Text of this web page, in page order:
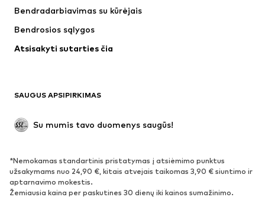
Apatiniai
Paltai
Proginiai
Išskirtiniai
BATAI
Naujienos
Bendradarbiavimas su kūrėjais
Bendrosios sąlygos
Atsisakyti sutarties čia
SAUGUS APSIPIRKIMAS
Su mumis tavo duomenys saugūs!
*Nemokamas standartinis pristatymas į atsiėmimo punktus
užsakymams nuo 24,90 €, kitais atvejais taikomas 3,90 € siuntimo ir
aptarnavimo mokestis.
Žemiausia kaina per paskutines 30 dienų iki kainos sumažinimo.